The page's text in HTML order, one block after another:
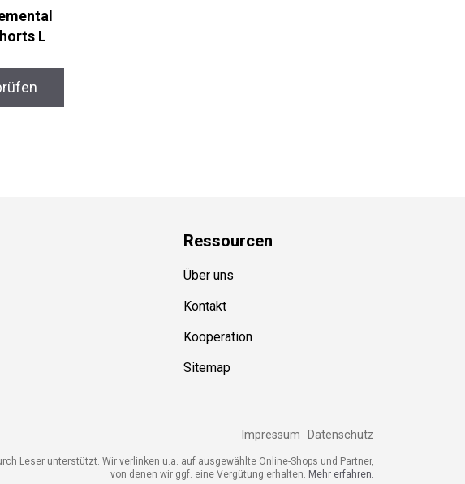
L
Ressourcen
Über uns
Kontakt
Kooperation
Sitemap
Impressum Datenschutz
Leser unterstützt. Wir verlinken u.a. auf ausgewählte Online-Shops und Partner,
von denen wir ggf. eine Vergütung erhalten. Mehr erfahren.